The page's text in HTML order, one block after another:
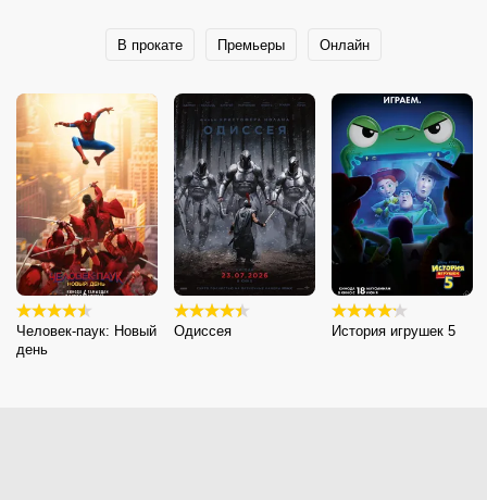
В прокате Премьеры Онлайн
Человек-паук: Новый
день
Одиссея История игрушек 5